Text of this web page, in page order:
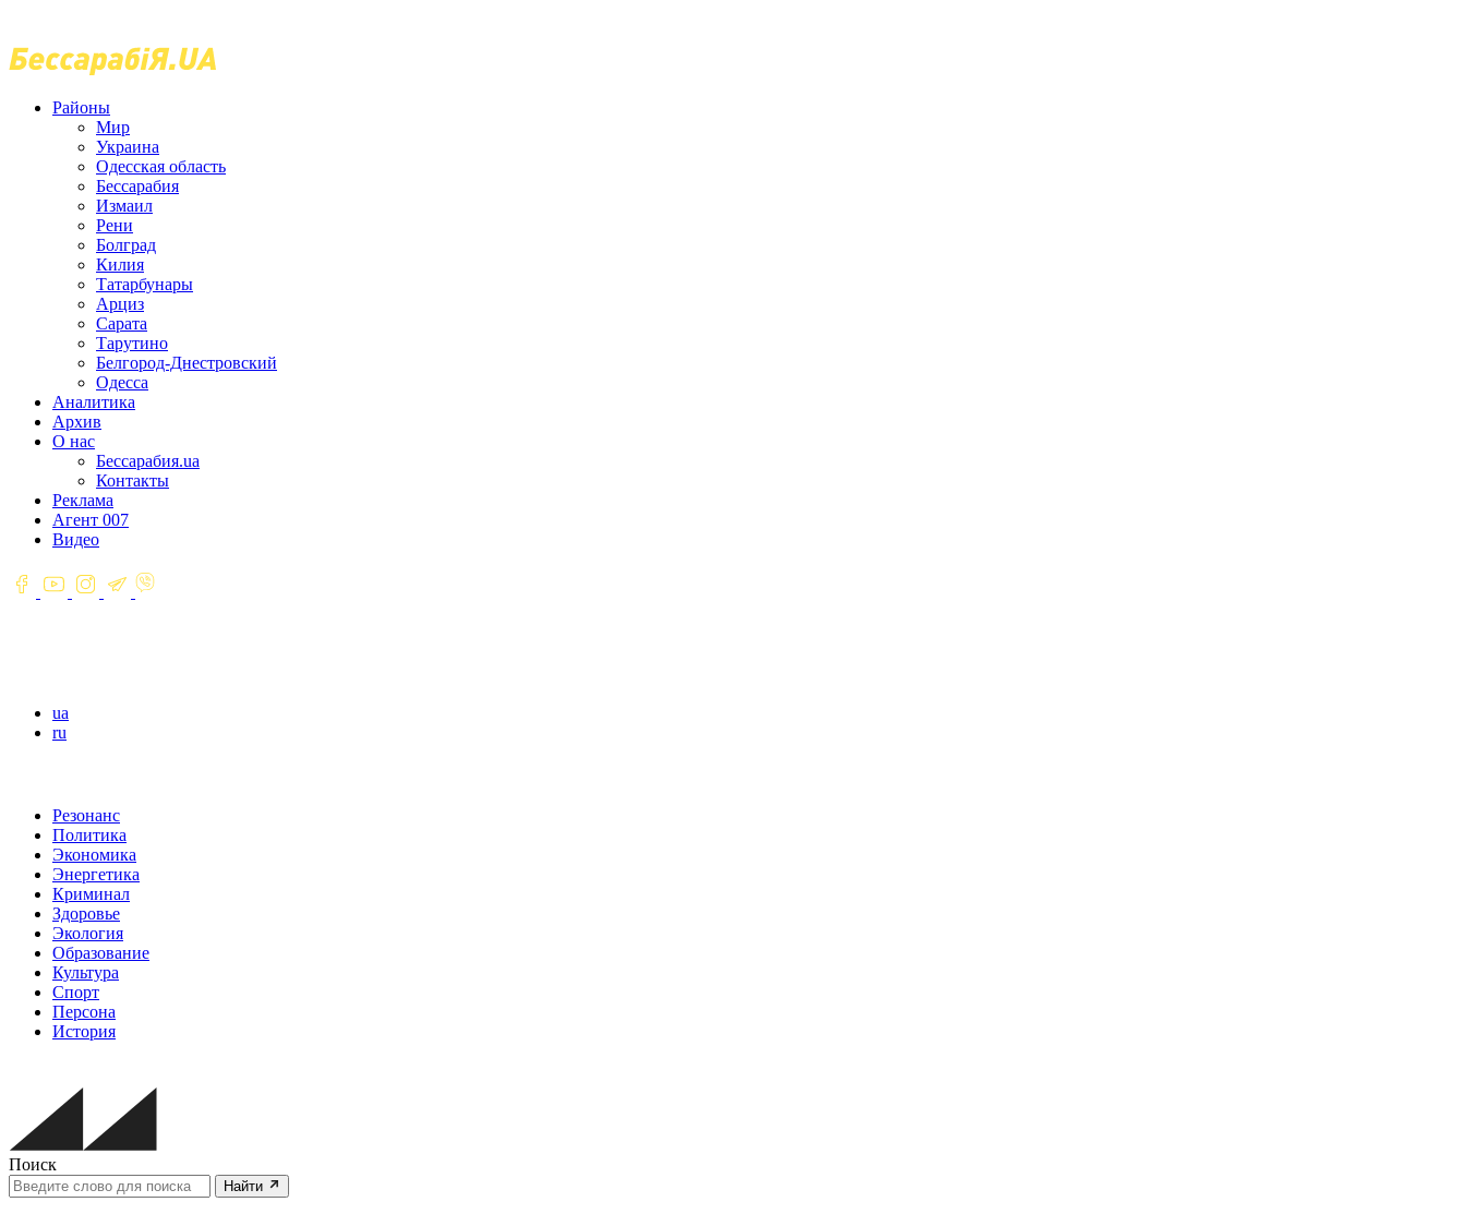
Районы
Мир
Украина
Одесская область
Бессарабия
Измаил
Рени
Болград
Килия
Татарбунары
Арциз
Сарата
Тарутино
Белгород-Днестровский
Одесса
Аналитика
Архив
О нас
Бессарабия.ua
Контакты
Реклама
Агент 007
Видео
ua
ru
Резонанс
Политика
Экономика
Энергетика
Криминал
Здоровье
Экология
Образование
Культура
Спорт
Персона
История
Поиск
Найти